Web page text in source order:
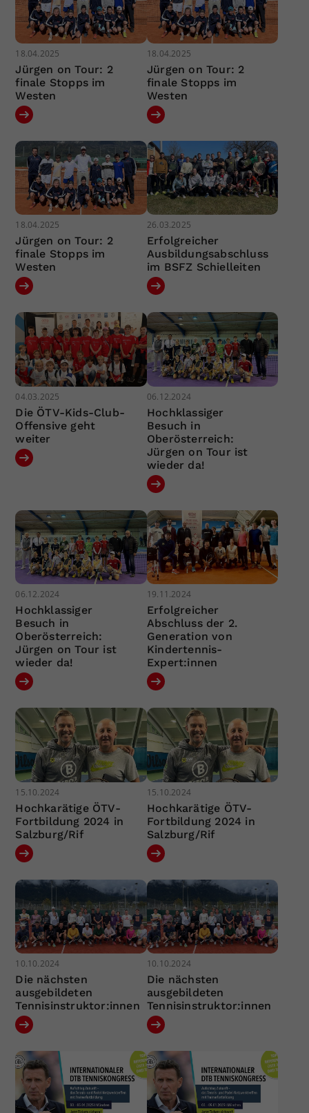
18.04.2025
Jürgen on Tour: 2
finale Stopps im
Westen
18.04.2025
Jürgen on Tour: 2
finale Stopps im
Westen
18.04.2025
Jürgen on Tour: 2
finale Stopps im
Westen
26.03.2025
Erfolgreicher
Ausbildungsabschluss
im BSFZ Schielleiten
04.03.2025
Die ÖTV-Kids-Club-
Offensive geht
weiter
06.12.2024
Hochklassiger
Besuch in
Oberösterreich:
Jürgen on Tour ist
wieder da!
06.12.2024
Hochklassiger
Besuch in
Oberösterreich:
Jürgen on Tour ist
wieder da!
19.11.2024
Erfolgreicher
Abschluss der 2.
Generation von
Kindertennis-
Expert:innen
15.10.2024
Hochkarätige ÖTV-
Fortbildung 2024 in
Salzburg/Rif
15.10.2024
Hochkarätige ÖTV-
Fortbildung 2024 in
Salzburg/Rif
10.10.2024
Die nächsten
ausgebildeten
Tennisinstruktor:innen
10.10.2024
Die nächsten
ausgebildeten
Tennisinstruktor:innen